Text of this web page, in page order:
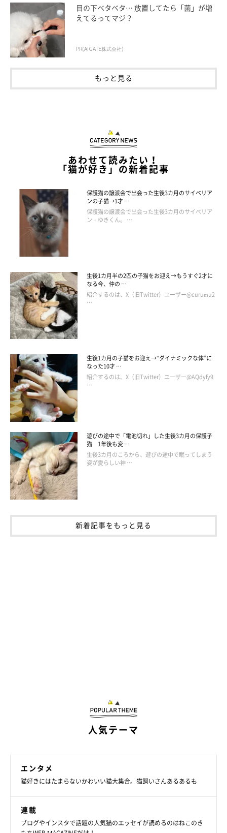
目の下ベタベタ… 放置してたら「菌」が増
えてるってマジ？
PR(AIGATE株式会社)
もっと見る
あわせて読みたい！
「猫が好き」の新着記事
保護猫の譲渡会で出会った生後3カ月のサイベリア
ンの子猫→1才 …
保護猫の譲渡会で出会った生後3カ月のサイベリア
ン・ゆきくん。 …
生後1カ月半の2匹の子猫をお迎え→もうすぐ2才に
なる今、仲の …
紹介するのは、X（旧Twitter）ユーザー@curumu2
…
生後1カ月の子猫をお迎え→“ダイナミックな体”に
なった10才 …
紹介するのは、X（旧Twitter）ユーザー@AQdyfy9
…
遊びの途中で「電池切れ」した生後3カ月の保護子
猫 1年後も変 …
生後3カ月のころから、遊びの途中で眠ってしまう
姿が愛らしい神 …
新着記事をもっと見る
人気テーマ
エンタメ
猫好きにはたまらないかわいい猫大集合。猫飼いさんあるあるも
連載
ブログやインスタで話題の人気猫のエッセイが読めるのはねこのき